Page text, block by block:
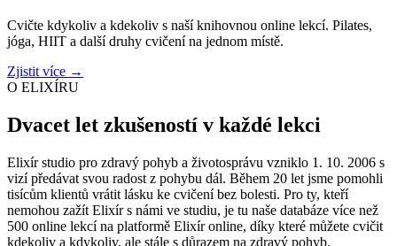
Cvičte kdykoliv a kdekoliv s naší knihovnou online lekcí. Pilates,
jóga, HIIT a další druhy cvičení na jednom místě.
Zjistit více →
O ELIXÍRU
Dvacet let zkušeností v každé lekci
Elixír studio pro zdravý pohyb a životosprávu vzniklo 1. 10. 2006 s
vizí předávat svou radost z pohybu dál. Během 20 let jsme pomohli
tisícům klientů vrátit lásku ke cvičení bez bolesti. Pro ty, kteří
nemohou zažít Elixír s námi ve studiu, je tu naše databáze více než
500 online lekcí na platformě Elixír online, díky které můžete cvičit
kdekoliv a kdykoliv, ale stále s důrazem na zdravý pohyb.